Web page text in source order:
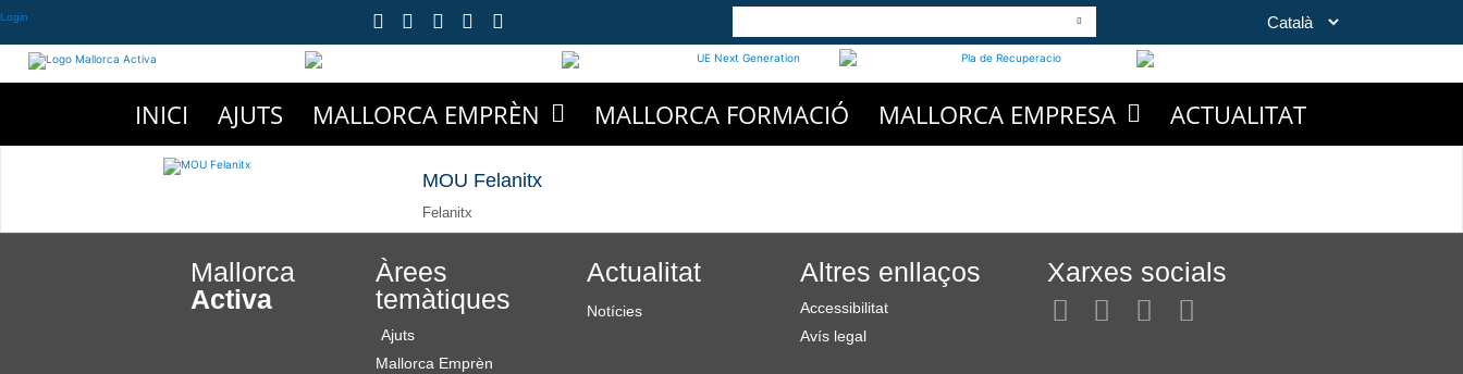
Login
INICI AJUTS MALLORCA EMPRÈN MALLORCA FORMACIÓ MALLORCA EMPRESA ACTUALITAT
MOU Felanitx
Felanitx
Mallorca
Activa
Àrees
temàtiques
Ajuts
Mallorca Emprèn
Actualitat
Notícies
Altres enllaços
Accessibilitat
Avís legal
Xarxes socials